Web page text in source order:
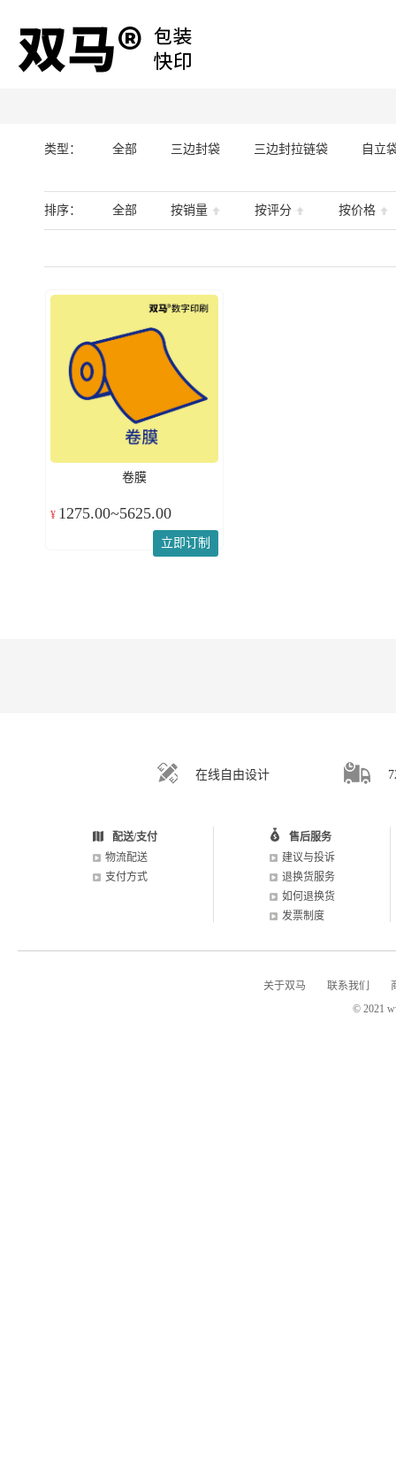
类型： 全部 三边封袋 三边封拉链袋 自立
排序： 全部 按销量 按评分 按价格
卷膜
¥ 1275.00~5625.00
立即订制
在线自由设计
配送/支付
物流配送
支付方式
售后服务
建议与投诉
退换货服务
如何退换货
发票制度
关于双马 联系我们
© 2021